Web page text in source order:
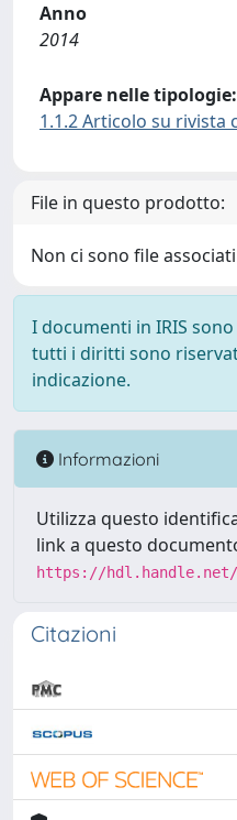
Anno
2014
Appare nelle tipologie:
1.1.2 Articolo su rivista
File in questo prodotto:
Non ci sono file
I documenti in IRIS
tutti i diritti sono
indicazione.
Informazioni
Utilizza questo
link a questo
https://hdl.handle.net/
Citazioni